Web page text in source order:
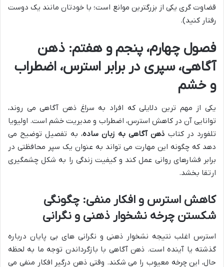
قضاوت گری یکی از بزرگترین موانع است؛ با خودتان مانند یک دوست
رفتار کنید).
فصول چهارم، پنجم و هفتم: ذهن
آگاهی، سپری در برابر استرس، اضطراب
و خشم
یکی از مهم ترین دلایلی که افراد به سراغ ذهن آگاهی می روند،
توانایی آن در کاهش استرس، اضطراب و مدیریت خشم است. اولیویا
تلفورد در کتاب ذهن آگاهی به زبان ساده، به تفصیل توضیح می
دهد که چگونه این مهارت می تواند به عنوان یک سپر محافظتی در
برابر فشارهای روانی عمل کند و کیفیت زندگی را به شکل چشمگیری
ارتقا بخشد.
کاهش استرس و افکار منفی: چگونگی
شکستن چرخه نشخوار ذهنی و نگرانی
استرس اغلب نتیجه نشخوار ذهنی و نگرانی های بی پایان درباره
گذشته یا آینده است. ذهن آگاهی با بازگرداندن توجه ما به لحظه
حال، این چرخه معیوب را می شکند. وقتی ذهن درگیر افکار منفی می